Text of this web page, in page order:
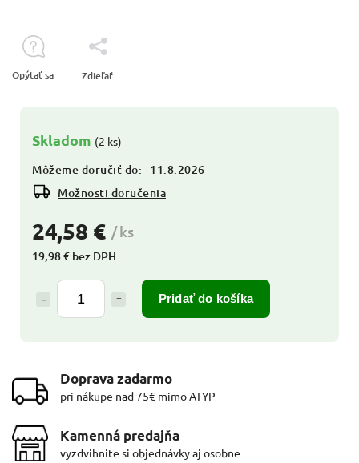
24,58 € / ks
19,98 € bez DPH
Pridať do košíka
Skladom (2 ks)
Môžeme doručiť do:
11.8.2026
Možnosti doručenia
Opýtať sa Zdieľať
Doprava zadarmo
pri nákupe nad 75€ mimo ATYP
Kamenná predajňa
vyzdvihnite si objednávky aj osobne